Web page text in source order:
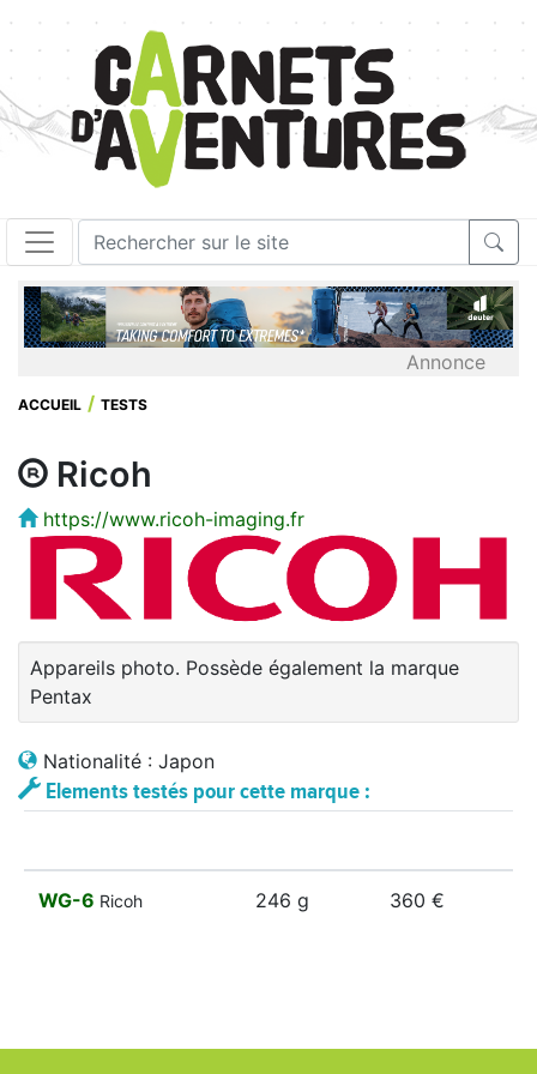
Annonce
ACCUEIL TESTS
Ricoh
https://www.ricoh-imaging.fr
Appareils photo. Possède également la marque
Pentax
Nationalité : Japon
Elements testés pour cette marque :
WG-6 Ricoh 246 g 360 €